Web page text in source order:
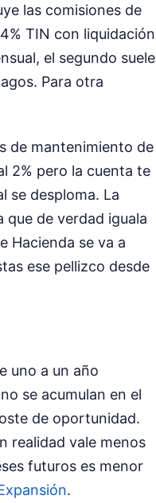
las comisiones de
TIN con liquidación
el segundo suele
Para otra
de mantenimiento de
2% pero la cuenta te
se desploma. La
que de verdad iguala
Hacienda se va a
ese pellizco desde
uno a un año
se acumulan en el
de oportunidad.
realidad vale menos
futuros es menor
.